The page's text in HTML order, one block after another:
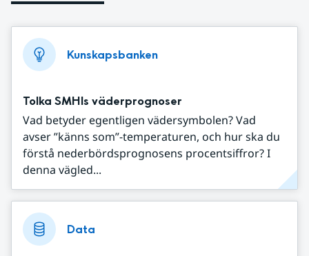
Kunskapsbanken
Tolka SMHIs väderprognoser
Vad betyder egentligen vädersymbolen? Vad
avser ”känns som”-temperaturen, och hur ska du
förstå nederbördsprognosens procentsiffror? I
denna vägled...
Data